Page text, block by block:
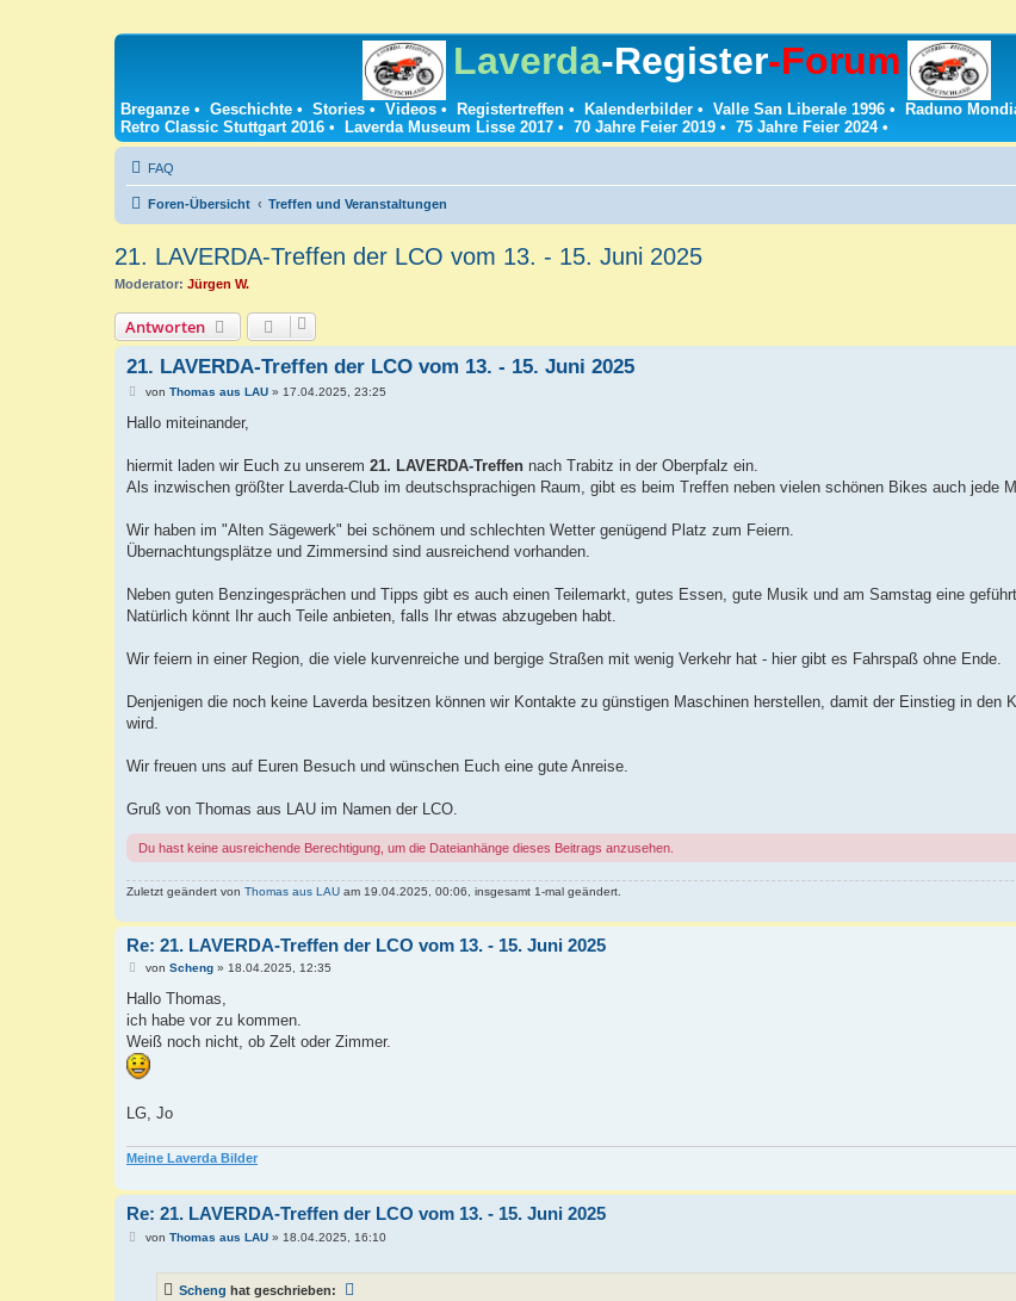
Laverda-Register-Forum
Breganze • Geschichte • Stories • Videos • Registertreffen • Kalenderbilder • Valle San Liberale 1996 • Raduno
Retro Classic Stuttgart 2016 • Laverda Museum Lisse 2017 • 70 Jahre Feier 2019 • 75 Jahre Feier 2024•
FAQ
Foren-Übersicht Treffen und Veranstaltungen
21. LAVERDA-Treffen der LCO vom 13. - 15. Juni 2025
Moderator: Jürgen W.
Antworten
21. LAVERDA-Treffen der LCO vom 13. - 15. Juni 2025
B
i
a
von Thomas aus LAU» 17.04.2025, 23:25
Hallo miteinander,
hiermit laden wir Euch zu unserem 21. LAVERDA-Treffen nach Trabitz in der Oberpfalz ein.
Als inzwischen größter Laverda-Club im deutschsprachigen Raum, gibt es beim Treffen neben vielen schönen Bikes auch jede
Wir haben im "Alten Sägewerk" bei schönem und schlechten Wetter genügend Platz zum Feiern.
Übernachtungsplätze und Zimmersind sind ausreichend vorhanden.
Neben guten Benzingesprächen und Tipps gibt es auch einen Teilemarkt, gutes Essen, gute Musik und am Samstag eine
Natürlich könnt Ihr auch Teile anbieten, falls Ihr etwas abzugeben habt.
Wir feiern in einer Region, die viele kurvenreiche und bergige Straßen mit wenig Verkehr hat - hier gibt es Fahrspaß ohne Ende.
Denjenigen die noch keine Laverda besitzen können wir Kontakte zu günstigen Maschinen herstellen, damit der Einstieg in den
wird.
Wir freuen uns auf Euren Besuch und wünschen Euch eine gute Anreise.
Gruß von Thomas aus LAU im Namen der LCO.
Du hast keine ausreichende Berechtigung, um die Dateianhänge dieses Beitrags anzusehen.
Zuletzt geändert von Thomas aus LAU am 19.04.2025, 00:06, insgesamt 1-mal geändert.
Re: 21. LAVERDA-Treffen der LCO vom 13. - 15. Juni 2025
B
i
r
a
g
von Scheng» 18.04.2025, 12:35
Hallo Thomas,
ich habe vor zu kommen.
Weiß noch nicht, ob Zelt oder Zimmer.
LG, Jo
Meine Laverda Bilder
Re: 21. LAVERDA-Treffen der LCO vom 13. - 15. Juni 2025
Bvon Thomas aus LAU» 18.04.2025, 16:10
Scheng hat geschrieben: